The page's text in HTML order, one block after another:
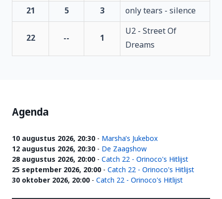
21
5 3 only tears - silence
22 -- 1
U2 - Street Of
Dreams
Agenda
10 augustus 2026, 20:30 - Marsha's Jukebox
12 augustus 2026, 20:30 - De Zaagshow
28 augustus 2026, 20:00 - Catch 22 - Orinoco's Hitlijst
25 september 2026, 20:00 - Catch 22 - Orinoco's Hitlijst
30 oktober 2026, 20:00 - Catch 22 - Orinoco's Hitlijst